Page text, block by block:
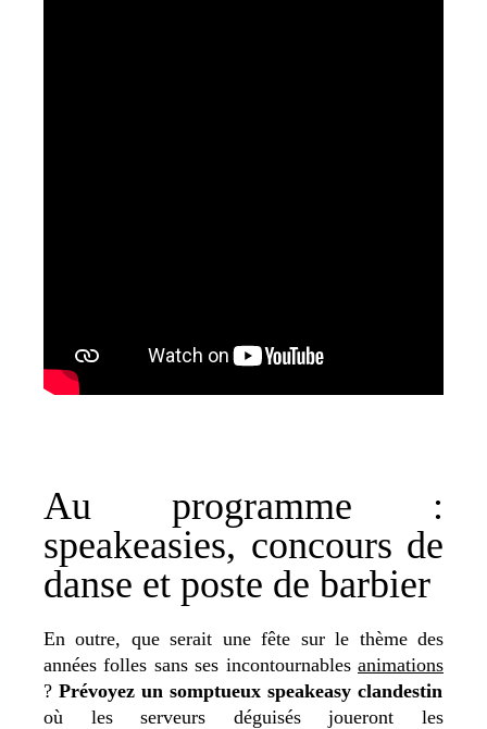
Au programme :
speakeasies, concours de
danse et poste de barbier
En outre, que serait une fête sur le thème des
années folles sans ses incontournables animations
? Prévoyez un somptueux speakeasy clandestin
où les serveurs déguisés joueront les